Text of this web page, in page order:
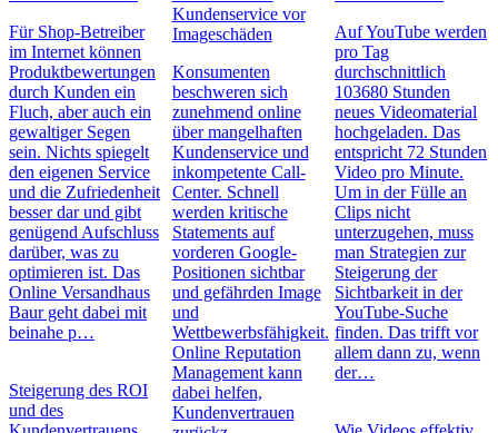
Für Shop-Betreiber
im Internet können
Produktbewertungen
durch Kunden ein
Fluch, aber auch ein
gewaltiger Segen
sein. Nichts spiegelt
den eigenen Service
und die Zufriedenheit
besser dar und gibt
genügend Aufschluss
darüber, was zu
optimieren ist. Das
Online Versandhaus
Baur geht dabei mit
beinahe p…
Steigerung des ROI
und des
Kundenservice vor
Imageschäden
Konsumenten
beschweren sich
zunehmend online
über mangelhaften
Kundenservice und
inkompetente Call-
Center. Schnell
werden kritische
Statements auf
vorderen Google-
Positionen sichtbar
und gefährden Image
und
Wettbewerbsfähigkeit.
Online Reputation
Management kann
dabei helfen,
Kundenvertrauen
Auf YouTube werden
pro Tag
durchschnittlich
103680 Stunden
neues Videomaterial
hochgeladen. Das
entspricht 72 Stunden
Video pro Minute.
Um in der Fülle an
Clips nicht
unterzugehen, muss
man Strategien zur
Steigerung der
Sichtbarkeit in der
YouTube-Suche
finden. Das trifft vor
allem dann zu, wenn
der…